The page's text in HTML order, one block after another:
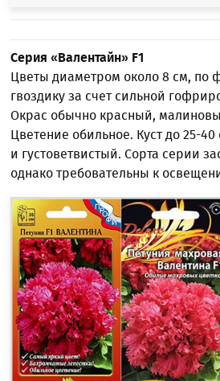
Серия «Валентайн» F1
Цветы диаметром около 8 см, по
гвоздику за счет сильной
Окрас обычно красный,
Цветение обильное. Куст до 25-
и густоветвистый. Сорта серии
однако требовательны к